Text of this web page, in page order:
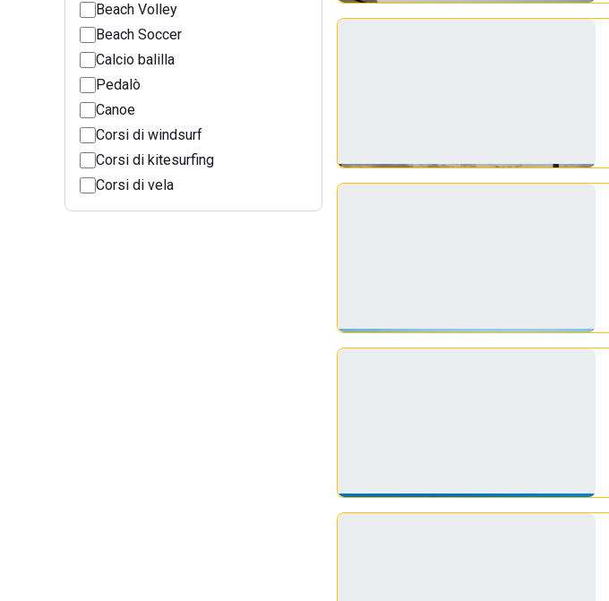
Beach Volley
Beach Soccer
Calcio balilla
Pedalò
Canoe
Corsi di windsurf
Corsi di kitesurfing
Corsi di vela